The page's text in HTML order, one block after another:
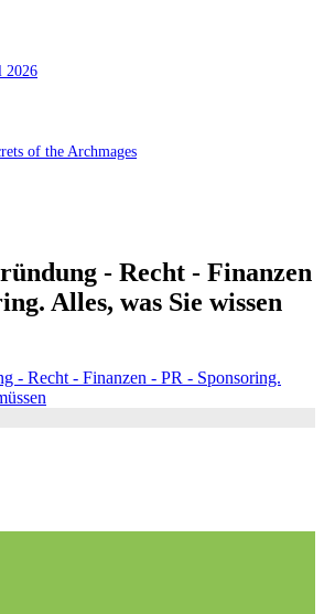
2026
of the Archmages
- Recht - Finanzen
Alles, was Sie wissen